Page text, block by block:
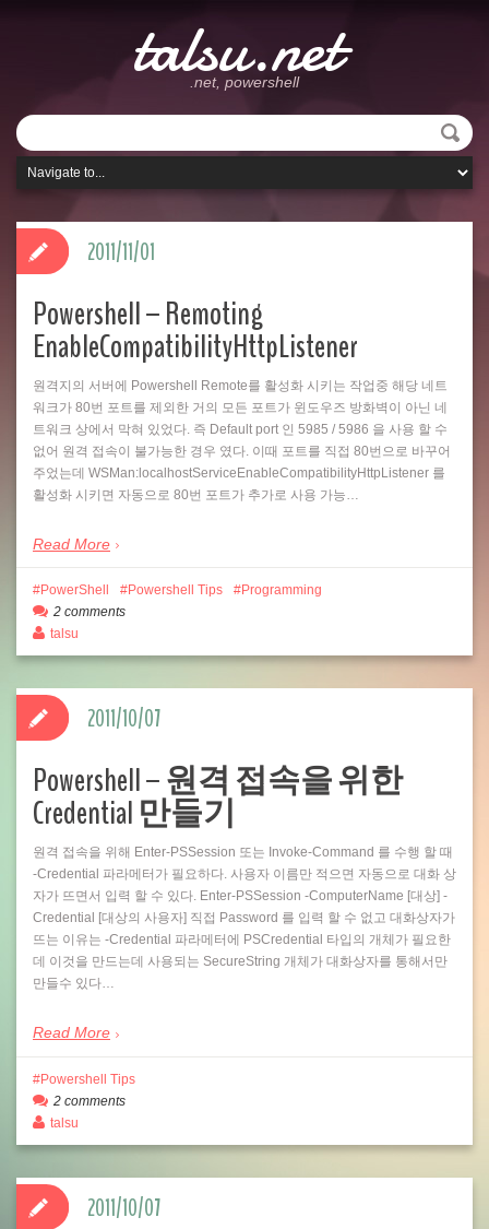
talsu.net
.net, powershell
Powershell – Remoting
EnableCompatibilityHttpListener
원격지의 서버에 Powershell Remote를 활성화 시키는 작업중 해당 네트
워크가 80번 포트를 제외한 거의 모든 포트가 윈도우즈 방화벽이 아닌 네
트워크 상에서 막혀 있었다. 즉 Default port 인 5985 / 5986 을 사용 할 수
없어 원격 접속이 불가능한 경우 였다. 이때 포트를 직접 80번으로 바꾸어
주었는데 WSMan:localhostServiceEnableCompatibilityHttpListener 를
활성화 시키면 자동으로 80번 포트가 추가로 사용 가능…
Read More
2011/11/01
PowerShell Powershell Tips
Programming
2 comments
talsu
Powershell – 원격 접속을 위한
Credential 만들기
원격 접속을 위해 Enter-PSSession 또는 Invoke-Command 를 수행 할 때
-Credential 파라메터가 필요하다. 사용자 이름만 적으면 자동으로 대화 상
자가 뜨면서 입력 할 수 있다. Enter-PSSession -ComputerName [대상] -
Credential [대상의 사용자] 직접 Password 를 입력 할 수 없고 대화상자가
뜨는 이유는 -Credential 파라메터에 PSCredential 타입의 개체가 필요한
데 이것을 만드는데 사용되는 SecureString 개체가 대화상자를 통해서만
만들수 있다…
Read More
2011/10/07
Powershell Tips
2 comments
talsu
2011/10/07